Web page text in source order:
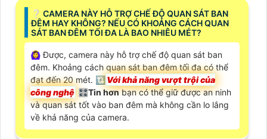
❔ CAMERA NÀY HỖ TRỢ CHẾ ĐỘ QUAN SÁT BAN
ĐÊM HAY KHÔNG? NẾU CÓ KHOẢNG CÁCH QUAN
SÁT BAN ĐÊM TỐI ĐA LÀ BAO NHIÊU MÉT?
🙆‍♀️ Được, camera này hỗ trợ chế độ quan sát ban
đêm. Khoảng cách quan sát ban đêm tối đa có thể
đạt đến 20 mét. 🔃 Với khả năng vượt trội của
công nghệ 🎛Tin hơnbạn có thể giữ được an ninh
và quan sát tốt vào ban đêm mà không cần lo lắng
về khả năng của camera.